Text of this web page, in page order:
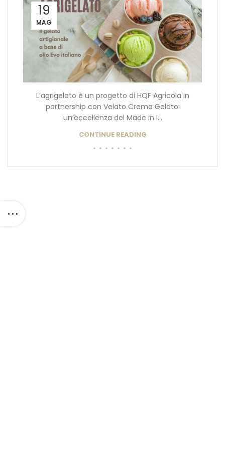
19
MAG
L’agrigelato è un progetto di HQF Agricola in
partnership con Velato Crema Gelato:
un’eccellenza del Made in I...
CONTINUE READING